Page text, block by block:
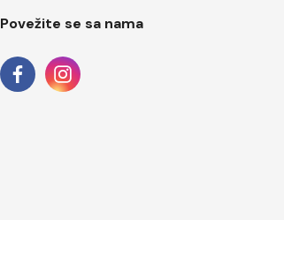
Povežite se sa nama